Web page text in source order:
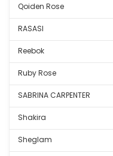
Qoiden Rose
RASASI
Reebok
Ruby Rose
SABRINA CARPENTER
Shakira
Sheglam